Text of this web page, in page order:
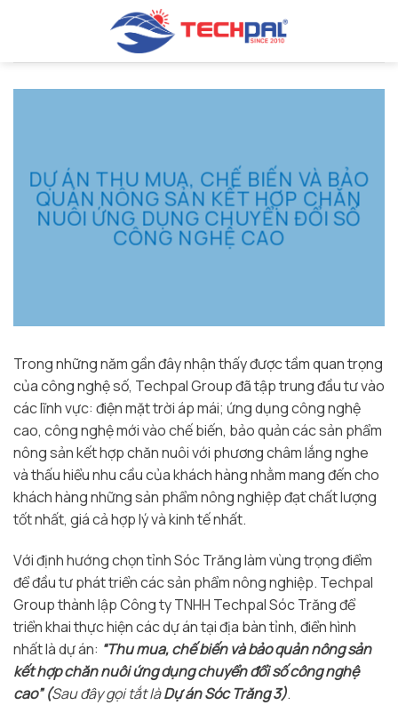
DỰ ÁN THU MUA, CHẾ BIẾN VÀ BẢO
QUẢN NÔNG SẢN KẾT HỢP CHĂN
NUÔI ỨNG DỤNG CHUYỂN ĐỔI SỐ
CÔNG NGHỆ CAO
Trong những năm gần đây nhận thấy được tầm quan trọng
của công nghệ số, Techpal Group đã tập trung đầu tư vào
các lĩnh vực: điện mặt trời áp mái; ứng dụng công nghệ
cao, công nghệ mới vào chế biến, bảo quản các sản phẩm
nông sản kết hợp chăn nuôi với phương châm lắng nghe
và thấu hiểu nhu cầu của khách hàng nhằm mang đến cho
khách hàng những sản phẩm nông nghiệp đạt chất lượng
tốt nhất, giá cả hợp lý và kinh tế nhất.
Với định hướng chọn tỉnh Sóc Trăng làm vùng trọng điểm
để đầu tư phát triển các sản phẩm nông nghiệp. Techpal
Group thành lập Công ty TNHH Techpal Sóc Trăng để
triển khai thực hiện các dự án tại địa bàn tỉnh, điển hình
nhất là dự án: “Thu mua, chế biến và bảo quản nông sản
kết hợp chăn nuôi ứng dụng chuyển đổi số công nghệ
cao” (Sau đây gọi tắt làDự án Sóc Trăng 3).